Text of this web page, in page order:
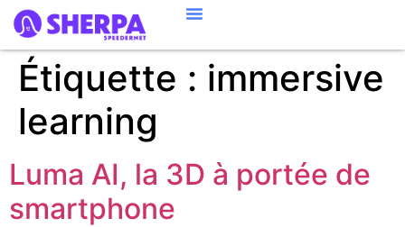
Étiquette : immersive
learning
Luma AI, la 3D à portée de
smartphone